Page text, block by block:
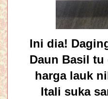
Ini dia!
Daun Basil
harga lauk
Itali suka